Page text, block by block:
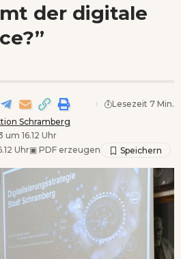
der digitale
Schramberg
16.12 Uhr
Uhr▣ PDF erzeugen
Lesezeit 7 Min.